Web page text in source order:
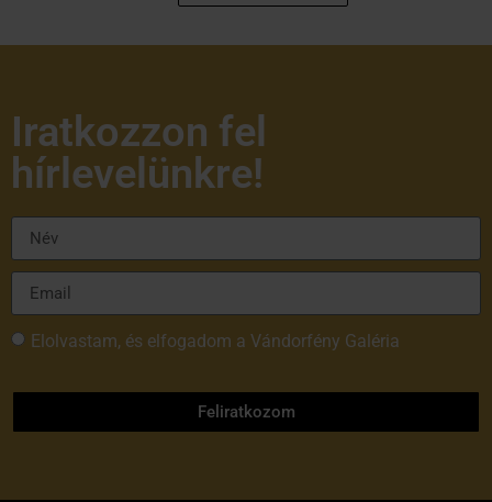
Iratkozzon fel
hírlevelünkre!
Elolvastam, és elfogadom a Vándorfény Galéria
Feliratkozom